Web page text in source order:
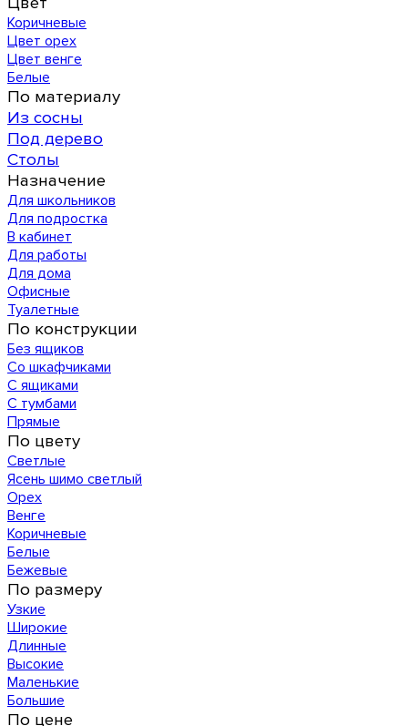
Коричневые
Цвет орех
Цвет венге
Белые
По материалу
Из сосны
Под дерево
Столы
Назначение
Для школьников
Для подростка
В кабинет
Для работы
Для дома
Офисные
Туалетные
По конструкции
Без ящиков
Со шкафчиками
С ящиками
С тумбами
Прямые
По цвету
Светлые
Ясень шимо светлый
Орех
Венге
Коричневые
Белые
Бежевые
По размеру
Узкие
Широкие
Длинные
Высокие
Маленькие
Большие
По цене